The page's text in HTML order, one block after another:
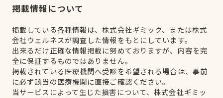
掲載情報について
掲載している各種情報は、株式会社ギミック、または株式
会社ウェルネスが調査した情報をもとにしています。
出来るだけ正確な情報掲載に努めておりますが、内容を完
全に保証するものではありません。
掲載されている医療機関へ受診を希望される場合は、事前
に必ず該当の医療機関に直接ご確認ください。
当サービスによって生じた損害について、株式会社ギミッ